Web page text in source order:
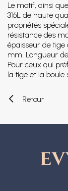
Le motif, ainsi
316L de haute
propriétés
résistance des
épaisseur de tige
mm. Longueur
Pour ceux qui
la tige et la boule
Retour